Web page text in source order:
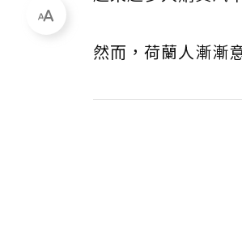
然而，荷蘭人漸漸